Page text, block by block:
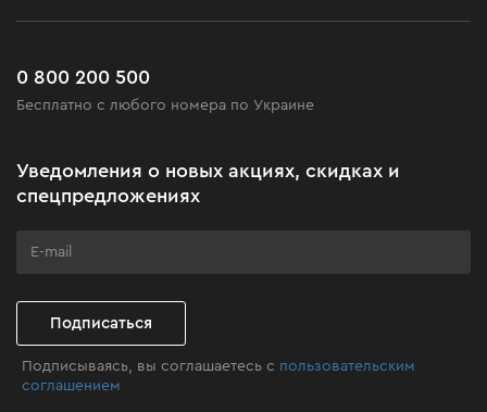
Черная пятница
Клуб мастерства
Часто задаваемые вопросы
0 800 200 500
Бесплатно с любого номера по Украине
Уведомления о новых акциях, скидках и
спецпредложениях
Подписаться
Подписываясь, вы соглашаетесь с пользовательским
соглашением